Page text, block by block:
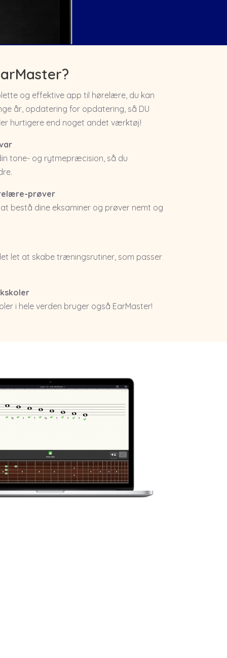
og effektive app til hørelære, du kan
år, opdatering for opdatering, så DU
hurtigere end noget andet værktøj!
tone- og rytmepræcision, så du
prøver
bestå dine eksaminer og prøver nemt og
let at skabe træningsrutiner, som passer
i hele verden bruger også EarMaster!